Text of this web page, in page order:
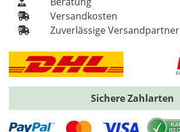
Versandkosten
Zuverlässige Versandpartner
Sichere Zahlarten